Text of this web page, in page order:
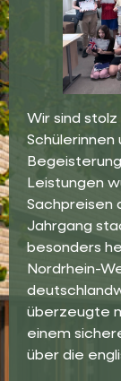
Wir sind
Schülerinnen
Leistungen
Sachpreisen
Jahrgang
besonders
Nordrhein-
überzeugte
einem
über die